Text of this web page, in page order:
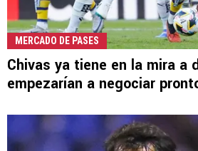
MERCADO DE PASES
Chivas ya tiene en la mira a
empezarían a negociar